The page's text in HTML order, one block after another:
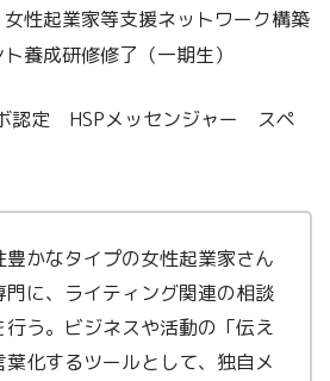
性起業家等支援ネットワーク構築
養成研修修了（一期生）
認定 HSPメッセンジャー スペ
かなタイプの女性起業家さん
に、ライティング関連の相談
う。ビジネスや活動の「伝え
化するツールとして、独自メ